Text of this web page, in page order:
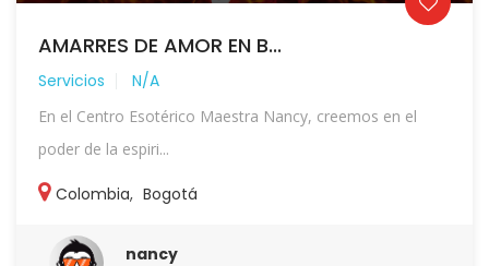
AMARRES DE AMOR EN B...
Servicios N/A
En el Centro Esotérico Maestra Nancy, creemos en el
poder de la espiri...
Colombia, Bogotá
nancy